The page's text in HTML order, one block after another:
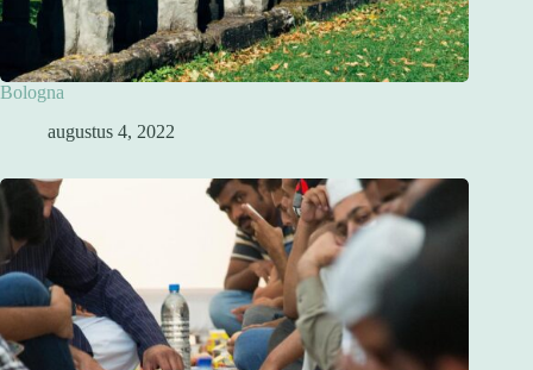
Bologna
augustus 4, 2022